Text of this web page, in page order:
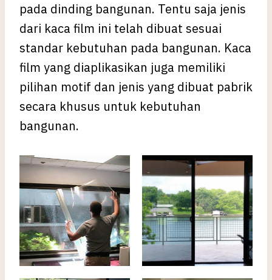
pada dinding bangunan. Tentu saja jenis
dari kaca film ini telah dibuat sesuai
standar kebutuhan pada bangunan. Kaca
film yang diaplikasikan juga memiliki
pilihan motif dan jenis yang dibuat pabrik
secara khusus untuk kebutuhan
bangunan.